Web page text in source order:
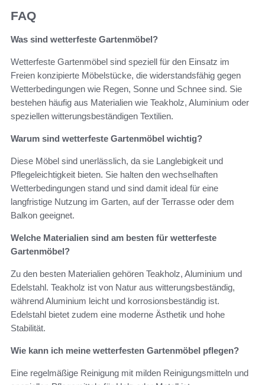
FAQ
Was sind wetterfeste Gartenmöbel?
Wetterfeste Gartenmöbel sind speziell für den Einsatz im
Freien konzipierte Möbelstücke, die widerstandsfähig gegen
Wetterbedingungen wie Regen, Sonne und Schnee sind. Sie
bestehen häufig aus Materialien wie Teakholz, Aluminium oder
speziellen witterungsbeständigen Textilien.
Warum sind wetterfeste Gartenmöbel wichtig?
Diese Möbel sind unerlässlich, da sie Langlebigkeit und
Pflegeleichtigkeit bieten. Sie halten den wechselhaften
Wetterbedingungen stand und sind damit ideal für eine
langfristige Nutzung im Garten, auf der Terrasse oder dem
Balkon geeignet.
Welche Materialien sind am besten für wetterfeste
Gartenmöbel?
Zu den besten Materialien gehören Teakholz, Aluminium und
Edelstahl. Teakholz ist von Natur aus witterungsbeständig,
während Aluminium leicht und korrosionsbeständig ist.
Edelstahl bietet zudem eine moderne Ästhetik und hohe
Stabilität.
Wie kann ich meine wetterfesten Gartenmöbel pflegen?
Eine regelmäßige Reinigung mit milden Reinigungsmitteln und